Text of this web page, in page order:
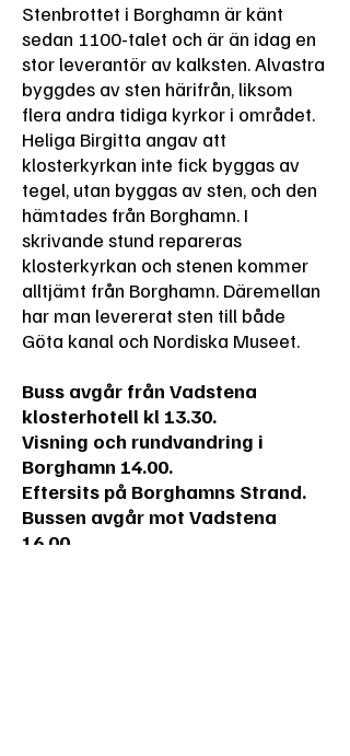
Stenbrottet i Borghamn är känt
sedan 1100-talet och är än idag en
stor leverantör av kalksten. Alvastra
byggdes av sten härifrån, liksom
flera andra tidiga kyrkor i området.
Heliga Birgitta angav att
klosterkyrkan inte fick byggas av
tegel, utan byggas av sten, och den
hämtades från Borghamn. I
skrivande stund repareras
klosterkyrkan och stenen kommer
alltjämt från Borghamn. Däremellan
har man levererat sten till både
Göta kanal och Nordiska Museet.
Buss avgår från Vadstena
klosterhotell kl 13.30.
Visning och rundvandring i
Borghamn 14.00.
Eftersits på Borghamns Strand.
Bussen avgår mot Vadstena
16.00.